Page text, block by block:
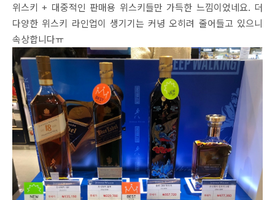
위스키 + 대중적인 판매용 위스키들만 가득한 느낌이었네요. 더
다양한 위스키 라인업이 생기기는 커녕 오히려 줄어들고 있으니
속상합니다ㅠ